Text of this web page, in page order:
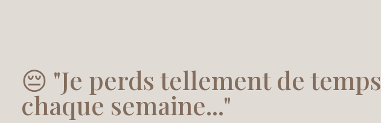
😔 "Je perds tellement de temps
chaque semaine..."